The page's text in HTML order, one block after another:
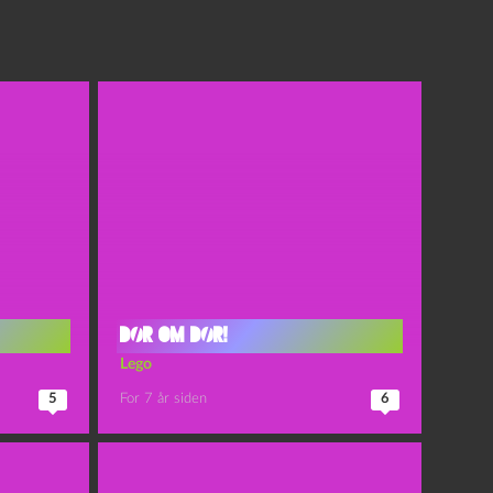
5
Dør om dør!
Lego
For 7 år siden 6